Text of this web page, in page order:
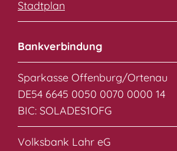
Stadtplan
Bankverbindung
Sparkasse Offenburg/Ortenau
DE54 6645 0050 0070 0000 14
BIC: SOLADES1OFG
Volksbank Lahr eG